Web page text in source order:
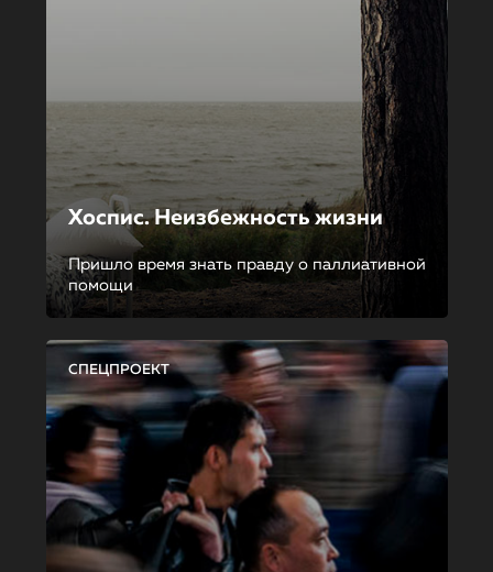
Хоспис. Неизбежность жизни
Пришло время знать правду о паллиативной
помощи
СПЕЦПРОЕКТ